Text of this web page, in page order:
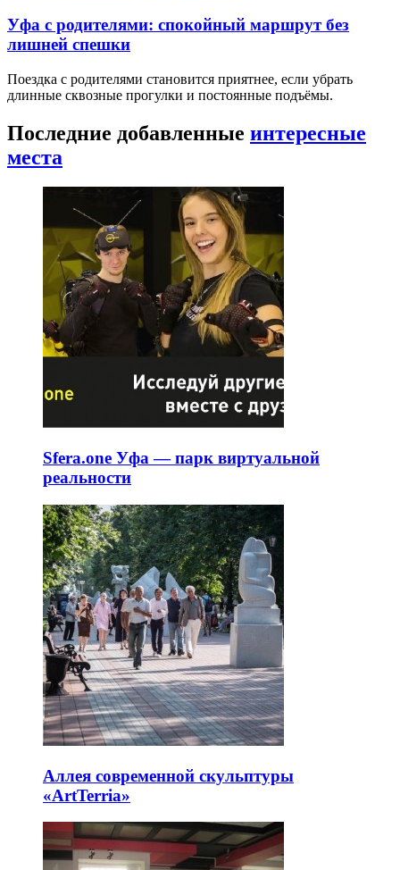
Уфа с родителями: спокойный маршрут без
лишней спешки
Поездка с родителями становится приятнее, если убрать
длинные сквозные прогулки и постоянные подъёмы.
Последние добавленные интересные
места
Sfera.one Уфа — парк виртуальной
реальности
Аллея современной скульптуры
«ArtTerria»